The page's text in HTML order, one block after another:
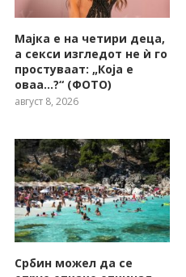
Мајка е на четири деца,
а секси изгледот не ѝ го
простуваат: „Која е
оваа…?“ (ФОТО)
август 8, 2026
Србин можел да се